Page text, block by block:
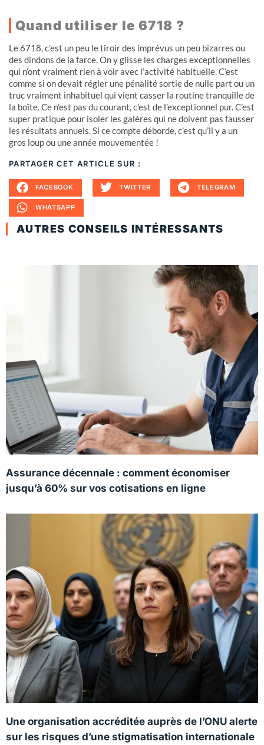
Quand utiliser le 6718 ?
Le 6718, c’est un peu le tiroir des imprévus un peu bizarres ou
des dindons de la farce. On y glisse les charges exceptionnelles
qui n’ont vraiment rien à voir avec l’activité habituelle. C’est
comme si on devait régler une pénalité sortie de nulle part ou un
truc vraiment inhabituel qui vient casser la routine tranquille de
la boîte. Ce n’est pas du courant, c’est de l’exceptionnel pur. C’est
super pratique pour isoler les galères qui ne doivent pas fausser
les résultats annuels. Si ce compte déborde, c’est qu’il y a un
gros loup ou une année mouvementée !
PARTAGER CET ARTICLE SUR :
FACEBOOK TWITTER TELEGRAM
WHATSAPP
AUTRES CONSEILS INTÉRESSANTS
Assurance décennale : comment économiser
jusqu’à 60% sur vos cotisations en ligne
Une organisation accréditée auprès de l’ONU alerte
sur les risques d’une stigmatisation internationale